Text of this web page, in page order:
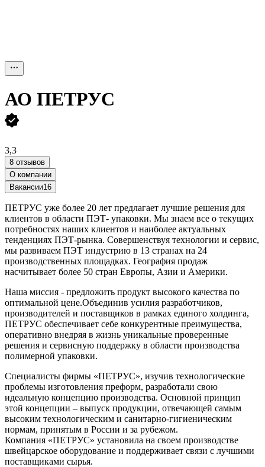
АО ПЕТРУС
3,3
8 отзывов
О компании
Вакансии16
ПЕТРУС уже более 20 лет предлагает лучшие решения для
клиентов в области ПЭТ- упаковки. Мы знаем все о текущих
потребностях наших клиентов и наиболее актуальных
тенденциях ПЭТ-рынка. Совершенствуя технологии и сервис,
мы развиваем ПЭТ индустрию в 13 странах на 24
производственных площадках. География продаж
насчитывает более 50 стран Европы, Азии и Америки.
Наша миссия - предложить продукт высокого качества по
оптимальной цене.Объединив усилия разработчиков,
производителей и поставщиков в рамках единого холдинга,
ПЕТРУС обеспечивает себе конкурентные преимущества,
оперативно внедряя в жизнь уникальные проверенные
решения и сервисную поддержку в области производства
полимерной упаковки.
Специалисты фирмы «ПЕТРУС», изучив технологические
проблемы изготовления преформ, разработали свою
идеальную концепцию производства. Основной принцип
этой концепции – выпуск продукции, отвечающей самым
высоким технологическим и санитарно-гигиеническим
нормам, принятым в России и за рубежом.
Компания «ПЕТРУС» установила на своем производстве
швейцарское оборудование и поддерживает связи с лучшими
поставщиками сырья.